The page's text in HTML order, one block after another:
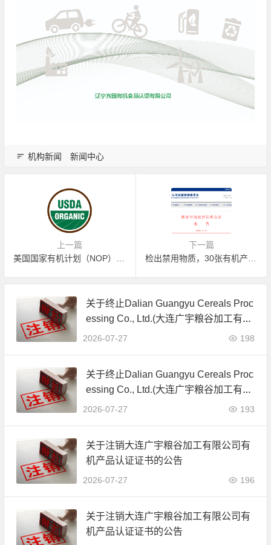
机构新闻 新闻中心
上一篇
下一篇
关于终止Dalian Guangyu Cereals Proc
essing Co., Ltd.(大连广宇粮谷加工有限
公司)JAS有机产品认证证书的公告
2026-07-27 198
关于终止Dalian Guangyu Cereals Proc
essing Co., Ltd.(大连广宇粮谷加工有限
公司)JAS有机产品认证证书的公告
2026-07-27 193
关于注销大连广宇粮谷加工有限公司有
机产品认证证书的公告
2026-07-27 196
关于注销大连广宇粮谷加工有限公司有
机产品认证证书的公告